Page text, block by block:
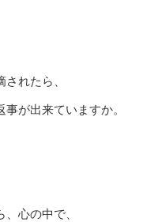
れたら、
が出来ていますか。
心の中で、